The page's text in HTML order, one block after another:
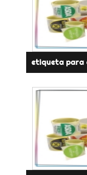
etiqueta para